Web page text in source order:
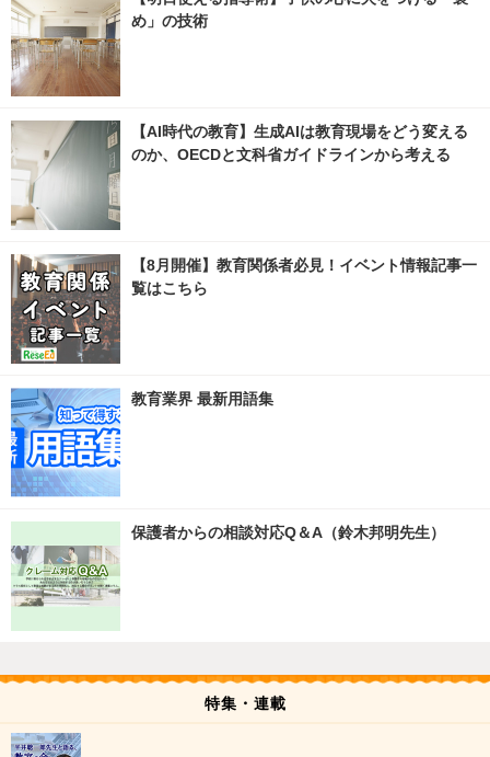
め」の技術
【AI時代の教育】生成AIは教育現場をどう変える
のか、OECDと文科省ガイドラインから考える
【8月開催】教育関係者必見！イベント情報記事一
覧はこちら
教育業界 最新用語集
保護者からの相談対応Q＆A（鈴木邦明先生）
特集・連載